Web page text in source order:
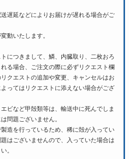
遅延などによりお届けが遅れる場合がご
動いたします。
につきまして、鱗、内臓取り、二枚おろ
る場合、ご注文の際に必ずリクエスト欄
クエストの追加や変更、キャンセルはお
ってはリクエストに添えない場合がござ
ビなど甲殻類等は、輸送中に死んでしま
問題ございません。
造を行っているため、稀に殻が入ってい
はございませんので、入っていた場合は
。